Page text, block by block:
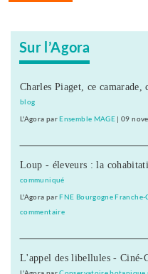
Sur l’Agora
Charles Piaget, ce camarade,
blog
L'Agora parEnsemble MAGE |09
Loup - éleveurs : la
communiqué
L'Agora parFNE Bourgogne Franche-
commentaireon
cherche
sa
place
L'appel des libellules - Ciné-